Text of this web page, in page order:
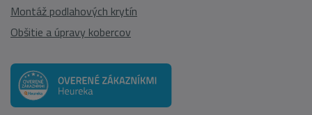
Montáž podlahových krytín
Obšitie a úpravy kobercov